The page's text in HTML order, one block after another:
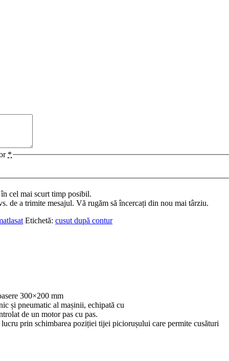
*
cel mai scurt timp posibil.
de a trimite mesajul. Vă rugăm să încercați din nou mai târziu.
Etichetă: cusut după contur
300×200 mm
și pneumatic al mașinii, echipată cu
de un motor pas cu pas.
lucru prin schimbarea poziției tijei piciorușului care permite cusături